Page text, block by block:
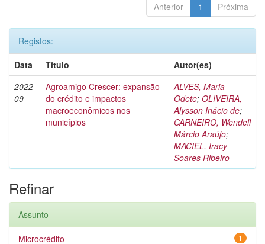
Anterior 1 Próxima
Registos:
Data
Título
Autor(es)
2022-
09
Agroamigo Crescer: expansão
do crédito e impactos
macroeconômicos nos
municípios
ALVES, Maria
Odete; OLIVEIRA,
Alysson Inácio de;
CARNEIRO, Wendell
Márcio Araújo;
MACIEL, Iracy
Soares Ribeiro
Refinar
Assunto
1
Microcrédito